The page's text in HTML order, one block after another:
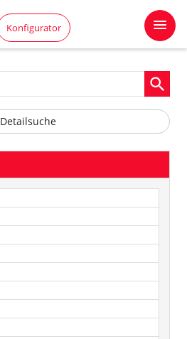
Konfigurator
Detailsuche